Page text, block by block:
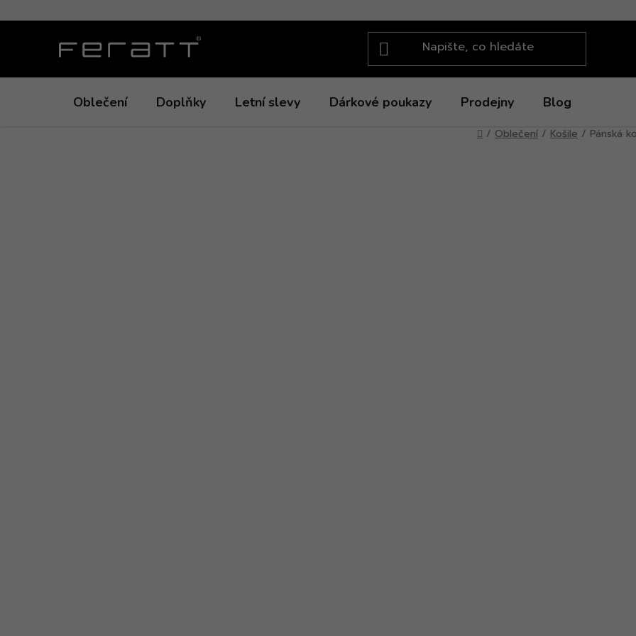
na
Oblečení Doplňky Letní slevy Dárkové poukazy Prodejny Blog
Domů
/ Oblečení / Košile / Pánská